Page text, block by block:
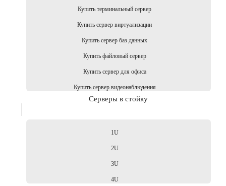
Купить терминальный сервер
Купить сервер виртуализации
Купить сервер баз данных
Купить файловый сервер
Купить сервер для офиса
Купить сервер видеонаблюдения
Серверы в стойку
1U
2U
3U
4U